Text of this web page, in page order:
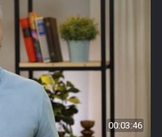
00:03:46